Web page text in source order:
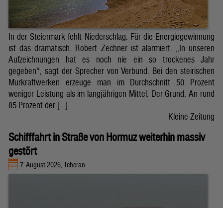
In der Steiermark fehlt Niederschlag. Für die Energiegewinnung
ist das dramatisch. Robert Zechner ist alarmiert. „In unseren
Aufzeichnungen hat es noch nie ein so trockenes Jahr
gegeben“, sagt der Sprecher von Verbund. Bei den steirischen
Murkraftwerken erzeuge man im Durchschnitt 50 Prozent
weniger Leistung als im langjährigen Mittel. Der Grund: An rund
85 Prozent der […]
Kleine Zeitung
Schifffahrt in Straße von Hormuz weiterhin massiv
gestört
7. August 2026, Teheran